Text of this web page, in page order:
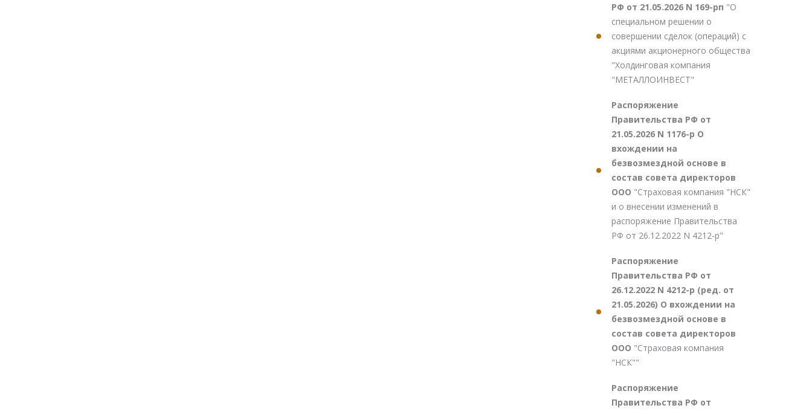
РФ от 21.05.2026 N 169-рп "О
специальном решении о
совершении сделок (операций) с
акциями акционерного общества
"Холдинговая компания
"МЕТАЛЛОИНВЕСТ"
Распоряжение
Правительства РФ от
21.05.2026 N 1176-р О
вхождении на
безвозмездной основе в
состав совета директоров
ООО "Страховая компания "НСК"
и о внесении изменений в
распоряжение Правительства
РФ от 26.12.2022 N 4212-р"
Распоряжение
Правительства РФ от
26.12.2022 N 4212-р (ред. от
21.05.2026) О вхождении на
безвозмездной основе в
состав совета директоров
ООО "Страховая компания
"НСК""
Распоряжение
Правительства РФ от